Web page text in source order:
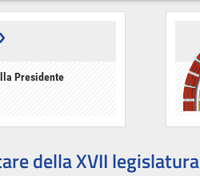
Presidente
della XVII legislatura